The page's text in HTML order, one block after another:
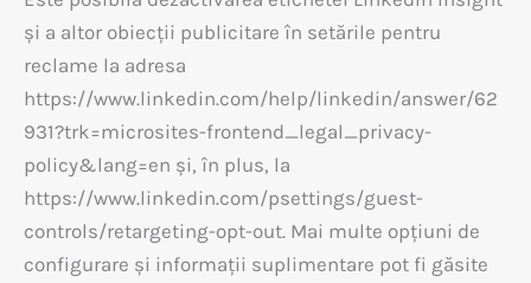
și a altor obiecții publicitare în setările pentru
reclame la adresa
https://www.linkedin.com/help/linkedin/answer/62
931?trk=microsites-frontend_legal_privacy-
policy&lang=en și, în plus, la
https://www.linkedin.com/psettings/guest-
controls/retargeting-opt-out. Mai multe opțiuni de
configurare și informații suplimentare pot fi găsite